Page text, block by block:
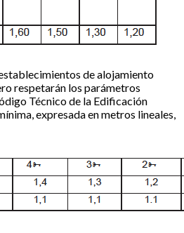
de alojamiento
respetarán los parámetros
Técnico de la Edificación
expresada en metros lineales,